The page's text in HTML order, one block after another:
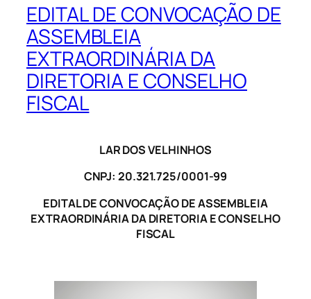
EDITAL DE CONVOCAÇÃO DE
ASSEMBLEIA
EXTRAORDINÁRIA DA
DIRETORIA E CONSELHO
FISCAL
LAR DOS VELHINHOS
CNPJ: 20.321.725/0001-99
EDITAL DE CONVOCAÇÃO DE ASSEMBLEIA
EXTRAORDINÁRIA DA DIRETORIA E CONSELHO
FISCAL